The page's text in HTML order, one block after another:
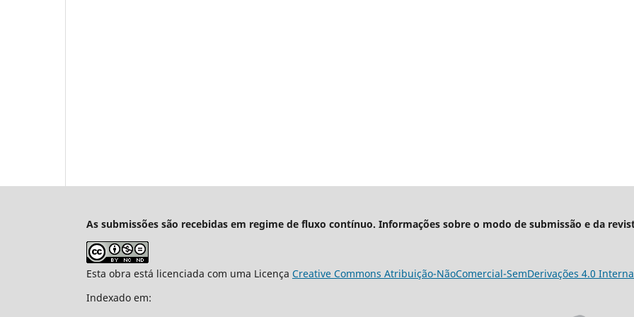
As submissões são recebidas em regime de fluxo contínuo. Informações sobre o modo de submissão e da
Esta obra está licenciada com uma Licença Creative Commons Atribuição-NãoComercial-SemDerivações 4.0
Indexado em: